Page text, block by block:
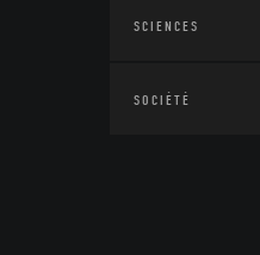
SCIENCES
SOCIÉTÉ